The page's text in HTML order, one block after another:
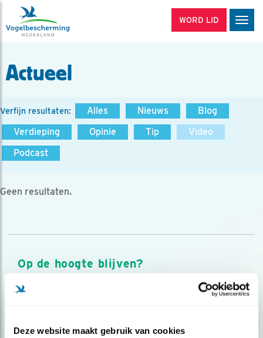
Deze website maakt gebruik van cookies
WORD LID
Actueel
Verfijn resultaten: Alles Nieuws
Blog
Verdieping
Opinie Tip
Video
Podcast
Geen resultaten.
Op de hoogte blijven?
Meld je aan en ontvang nieuws, inspiratie, acties en tips
over vogels en activiteiten van Vogelbescherming.